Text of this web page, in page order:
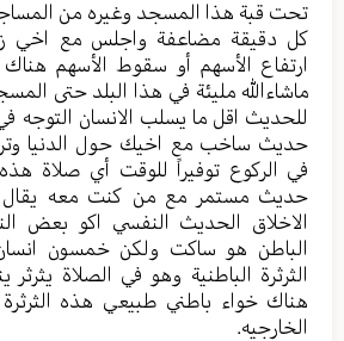
تحت قبة هذا المسجد وغيره من
كل دقيقة مضاعفة واجلس مع اخي
ارتفاع الأسهم أو سقوط الأسهم
ماشاءالله مليئة في هذا البلد حتى
للحديث اقل ما يسلب الانسان التوجه
حديث ساخب مع اخيك حول الدنيا
في الركوع توفيراً للوقت أي صلاة
حديث مستمر مع من كنت معه يقال
الاخلاق الحديث النفسي اكو بعض
الباطن هو ساكت ولكن خمسون
الثرثرة الباطنية وهو في الصلاة يثرثر
هناك خواء باطني طبيعي هذه الثرثرة
الخارجيه.